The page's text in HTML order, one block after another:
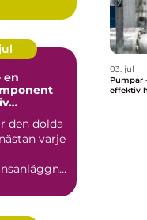
en
den dolda
varje
03. jul
Pumpar
effektiv